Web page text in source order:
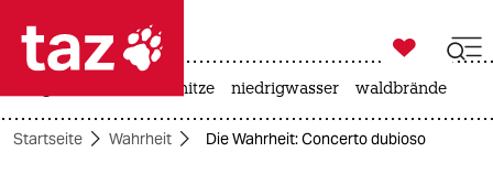
 taz zahl ich
taz zahl ich

taz zahl ich
hitze niedrigwasser waldbrände
Startseite Wahrheit Die Wahrheit: Concerto dubioso